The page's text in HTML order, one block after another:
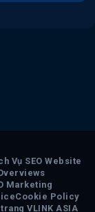
Vụ SEO Website
Marketing
Cookie Policy
VLINK ASIA